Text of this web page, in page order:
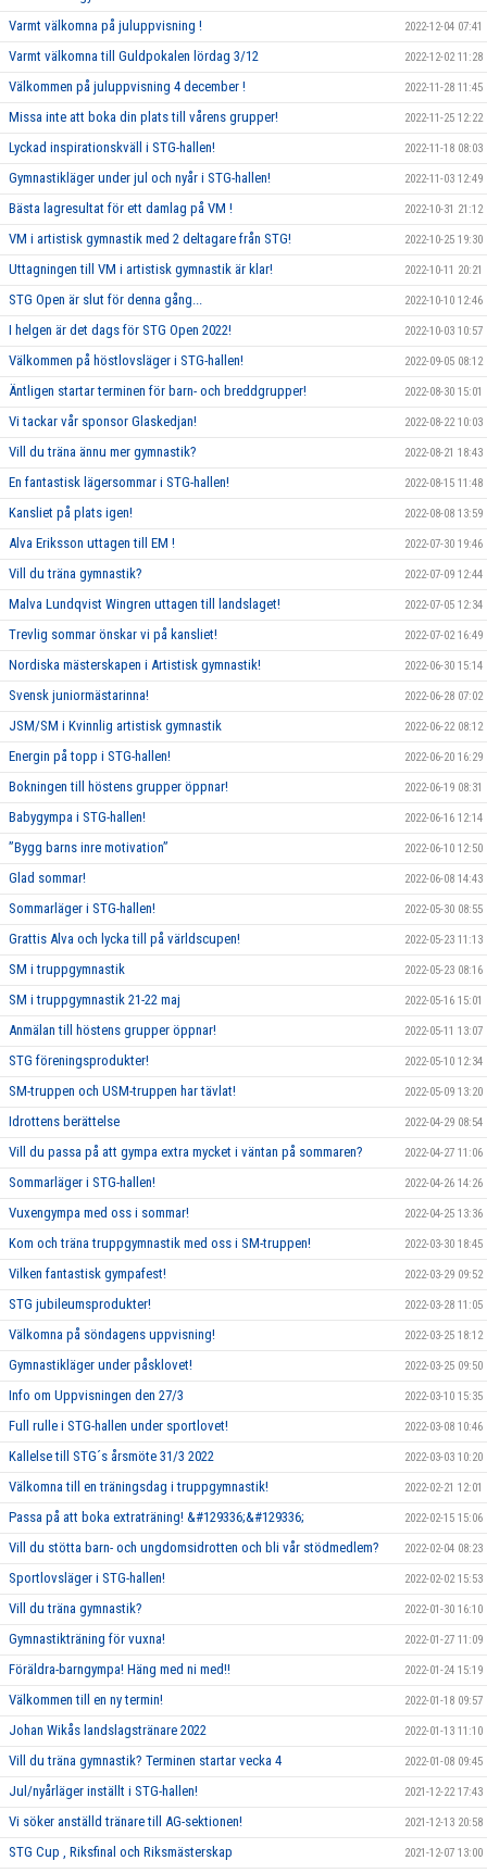
Varmt välkomna på juluppvisning ! 2022-12-04 07:41
Varmt välkomna till Guldpokalen lördag 3/12 2022-12-02 11:28
Välkommen på juluppvisning 4 december ! 2022-11-28 11:45
Missa inte att boka din plats till vårens grupper! 2022-11-25 12:22
Lyckad inspirationskväll i STG-hallen! 2022-11-18 08:03
Gymnastikläger under jul och nyår i STG-hallen! 2022-11-03 12:49
Bästa lagresultat för ett damlag på VM ! 2022-10-31 21:12
VM i artistisk gymnastik med 2 deltagare från STG! 2022-10-25 19:30
Uttagningen till VM i artistisk gymnastik är klar! 2022-10-11 20:21
STG Open är slut för denna gång... 2022-10-10 12:46
I helgen är det dags för STG Open 2022! 2022-10-03 10:57
Välkommen på höstlovsläger i STG-hallen! 2022-09-05 08:12
Äntligen startar terminen för barn- och breddgrupper! 2022-08-30 15:01
Vi tackar vår sponsor Glaskedjan! 2022-08-22 10:03
Vill du träna ännu mer gymnastik? 2022-08-21 18:43
En fantastisk lägersommar i STG-hallen! 2022-08-15 11:48
Kansliet på plats igen! 2022-08-08 13:59
Alva Eriksson uttagen till EM ! 2022-07-30 19:46
Vill du träna gymnastik? 2022-07-09 12:44
Malva Lundqvist Wingren uttagen till landslaget! 2022-07-05 12:34
Trevlig sommar önskar vi på kansliet! 2022-07-02 16:49
Nordiska mästerskapen i Artistisk gymnastik! 2022-06-30 15:14
Svensk juniormästarinna! 2022-06-28 07:02
JSM/SM i Kvinnlig artistisk gymnastik 2022-06-22 08:12
Energin på topp i STG-hallen! 2022-06-20 16:29
Bokningen till höstens grupper öppnar! 2022-06-19 08:31
Babygympa i STG-hallen! 2022-06-16 12:14
”Bygg barns inre motivation” 2022-06-10 12:50
Glad sommar! 2022-06-08 14:43
Sommarläger i STG-hallen! 2022-05-30 08:55
Grattis Alva och lycka till på världscupen! 2022-05-23 11:13
SM i truppgymnastik 2022-05-23 08:16
SM i truppgymnastik 21-22 maj 2022-05-16 15:01
Anmälan till höstens grupper öppnar! 2022-05-11 13:07
STG föreningsprodukter! 2022-05-10 12:34
SM-truppen och USM-truppen har tävlat! 2022-05-09 13:20
Idrottens berättelse 2022-04-29 08:54
Vill du passa på att gympa extra mycket i väntan på sommaren? 2022-04-27 11:06
Sommarläger i STG-hallen! 2022-04-26 14:26
Vuxengympa med oss i sommar! 2022-04-25 13:36
Kom och träna truppgymnastik med oss i SM-truppen! 2022-03-30 18:45
Vilken fantastisk gympafest! 2022-03-29 09:52
STG jubileumsprodukter! 2022-03-28 11:05
Välkomna på söndagens uppvisning! 2022-03-25 18:12
Gymnastikläger under påsklovet! 2022-03-25 09:50
Info om Uppvisningen den 27/3 2022-03-10 15:35
Full rulle i STG-hallen under sportlovet! 2022-03-08 10:46
Kallelse till STG´s årsmöte 31/3 2022 2022-03-03 10:20
Välkomna till en träningsdag i truppgymnastik! 2022-02-21 12:01
Passa på att boka extraträning! &#129336;&#129336; 2022-02-15 15:06
Vill du stötta barn- och ungdomsidrotten och bli vår stödmedlem? 2022-02-04 08:23
Sportlovsläger i STG-hallen! 2022-02-02 15:53
Vill du träna gymnastik? 2022-01-30 16:10
Gymnastikträning för vuxna! 2022-01-27 11:09
Föräldra-barngympa! Häng med ni med!! 2022-01-24 15:19
Välkommen till en ny termin! 2022-01-18 09:57
Johan Wikås landslagstränare 2022 2022-01-13 11:10
Vill du träna gymnastik? Terminen startar vecka 4 2022-01-08 09:45
Jul/nyårläger inställt i STG-hallen! 2021-12-22 17:43
Vi söker anställd tränare till AG-sektionen! 2021-12-13 20:58
STG Cup , Riksfinal och Riksmästerskap 2021-12-07 13:00